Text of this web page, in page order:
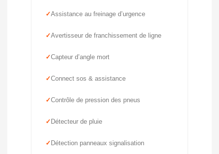
Assistance au freinage d’urgence
Avertisseur de franchissement de ligne
Capteur d’angle mort
Connect sos & assistance
Contrôle de pression des pneus
Détecteur de pluie
Détection panneaux signalisation